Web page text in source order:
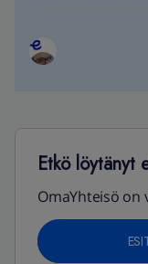
Etkö löytänyt
OmaYhteisö on